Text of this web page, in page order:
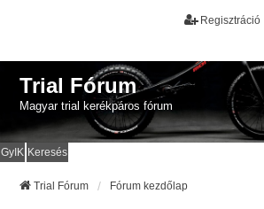
Regisztráció
Trial Fórum
Magyar trial kerékpáros fórum
GyIK Keresés
Trial Fórum Fórum kezdőlap